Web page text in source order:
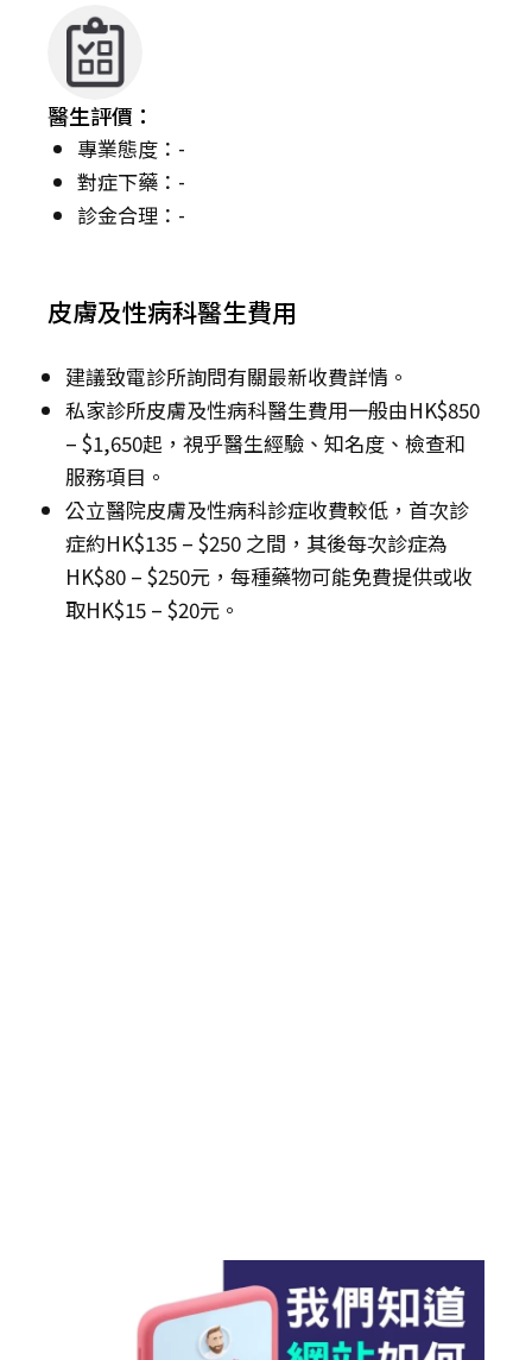
醫生評價：
專業態度：-
對症下藥：-
診金合理：-
皮膚及性病科醫生費用
建議致電診所詢問有關最新收費詳情。
私家診所皮膚及性病科醫生費用一般由HK$850
– $1,650起，視乎醫生經驗、知名度、檢查和
服務項目。
公立醫院皮膚及性病科診症收費較低，首次診
症約HK$135 – $250 之間，其後每次診症為
HK$80 – $250元，每種藥物可能免費提供或收
取HK$15 – $20元。